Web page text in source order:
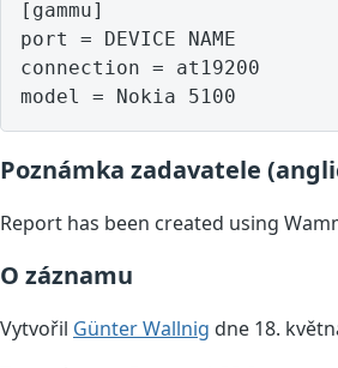
[gammu]
port = DEVICE NAME
connection = at19200
model = Nokia 5100
Poznámka zadavatele
Report has been created using
O záznamu
Vytvořil Günter Wallnig dne 18.